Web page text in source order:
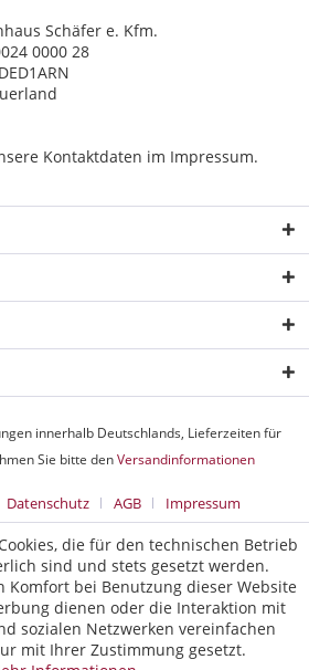
Schäfer e. Kfm.
0000 28
Kontaktdaten im Impressum.
innerhalb Deutschlands, Lieferzeiten für
Sie bitte denVersandinformationen
Datenschutz AGB Impressum
die für den technischen Betrieb
sind und stets gesetzt werden.
Komfort bei Benutzung dieser Website
dienen oder die Interaktion mit
sozialen Netzwerken vereinfachen
mit Ihrer Zustimmung gesetzt.